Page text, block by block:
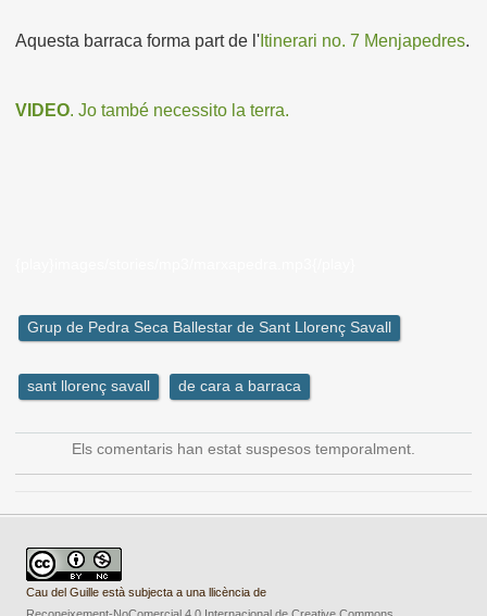
Aquesta barraca forma part de l' Itinerari no. 7 Menjapedres.
VIDEO. Jo també necessito la terra.
Grup de Pedra Seca Ballestar de Sant Llorenç Savall
sant llorenç savall de cara a barraca
Els comentaris han estat suspesos temporalment.
Cau del Guille està subjecta a una llicència de